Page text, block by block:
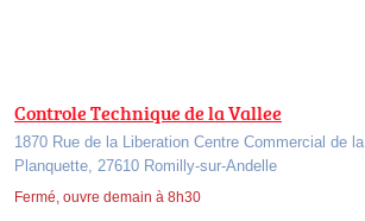
Controle Technique de la Vallee
1870 Rue de la Liberation Centre Commercial de la
Planquette, 27610 Romilly-sur-Andelle
Fermé, ouvre demain à 8h30